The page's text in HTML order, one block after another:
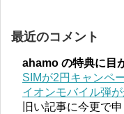
最近のコメント
ahamo の特典に目
SIMが2円キャンペ
イオンモバイル弾
旧い記事に今更で